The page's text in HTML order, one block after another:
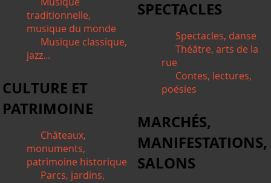
traditionnelle,
musique du monde
Musique classique,
jazz...
SPECTACLES
Spectacles, danse
Théâtre, arts de la
rue
Contes, lectures,
poésies
CULTURE ET
PATRIMOINE
Châteaux,
monuments,
patrimoine historique
Parcs, jardins,
MARCHÉS,
MANIFESTATIONS,
SALONS